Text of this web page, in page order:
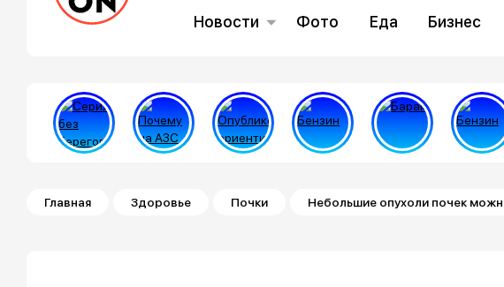
Новости Фото Еда Бизнес
Строка навигации
Главная Здоровье Почки Небольшие опухоли почек